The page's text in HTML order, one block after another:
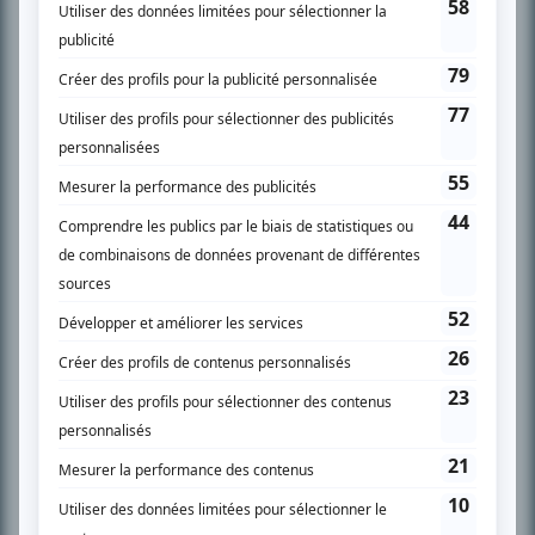
SUR LE RÉSEAU BIZZ MÉDIA
PLAN DU SITE
Accueil
Liste des oeuvres
Recherche avancée
À propos
Nous contacter
Termes et conditions
Politique de confidentialité
Gestion du consentement